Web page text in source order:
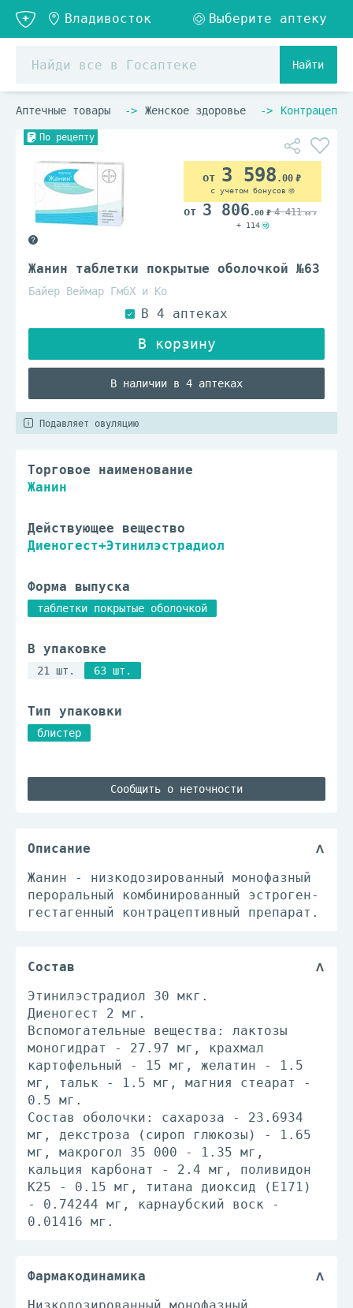
Найти
Аптечные товары Женское здоровье
По рецепту
Жанин таблетки покрытые оболочкой №63
Байер Веймар ГмбХ и Ко
В наличии в 4 аптеках
3 598 .00
с учетом бонусов
3 806 .00 4 411.00
+ 114
Подавляет овуляцию
Торговое наименование
Жанин
Действующее вещество
Диеногест+Этинилэстрадиол
Форма выпуска
таблетки покрытые оболочкой
В упаковке
21 шт. 63 шт.
Тип упаковки
блистер
Сообщить о неточности
Описание
Жанин - низкодозированный монофазный
пероральный комбинированный эстроген-
гестагенный контрацептивный препарат.
Состав
Этинилэстрадиол 30 мкг.
Диеногест 2 мг.
Вспомогательные вещества: лактозы
моногидрат - 27.97 мг, крахмал
картофельный - 15 мг, желатин - 1.5
мг, тальк - 1.5 мг, магния стеарат -
0.5 мг.
Состав оболочки: сахароза - 23.6934
мг, декстроза (сироп глюкозы) - 1.65
мг, макрогол 35 000 - 1.35 мг,
кальция карбонат - 2.4 мг, поливидон
К25 - 0.15 мг, титана диоксид (Е171)
- 0.74244 мг, карнаубский воск -
0.01416 мг.
Фармакодинамика